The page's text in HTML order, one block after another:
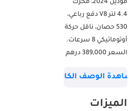
موديل 2024، محرك
4.4 لتر V8 دفع رباعي،
530 حصان، ناقل حركة
أوتوماتيكي 8 سرعات.
السعر 389,000 درهم
إماراتي شهريًا مع
5 سنوات. ----------------
الوصف الكامل
الميزات